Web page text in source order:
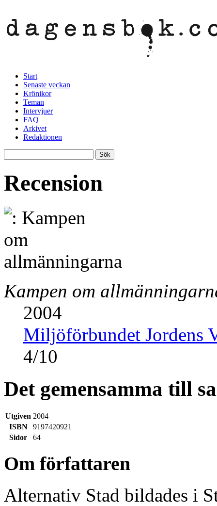
Start
Senaste veckan
Krönikor
Teman
Intervjuer
FAQ
Arkivet
Redaktionen
Recension
Kampen om
2004
Miljöförbundet Jordens
4/10
Det gemensamma till
Utgiven 2004
ISBN
9197420921
Sidor
64
Om författaren
Alternativ Stad bildades i